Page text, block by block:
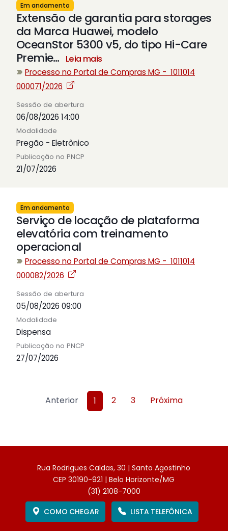
Em andamento
Extensão de garantia para storages
da Marca Huawei, modelo
OceanStor 5300 v5, do tipo Hi-Care
Premie… Leia mais
Processo no Portal de Compras MG - 1011014
000071/2026
Sessão de abertura
06/08/2026 14:00
Modalidade
Pregão - Eletrônico
Publicação no PNCP
21/07/2026
Em andamento
Serviço de locação de plataforma
elevatória com treinamento
operacional
Processo no Portal de Compras MG - 1011014
000082/2026
Sessão de abertura
05/08/2026 09:00
Modalidade
Dispensa
Publicação no PNCP
27/07/2026
Anterior 1 2 3 Próxima
Rua Rodrigues Caldas, 30 | Santo Agostinho
CEP 30190-921 | Belo Horizonte/MG
(31) 2108-7000
COMO CHEGAR
LISTA TELEFÔNICA